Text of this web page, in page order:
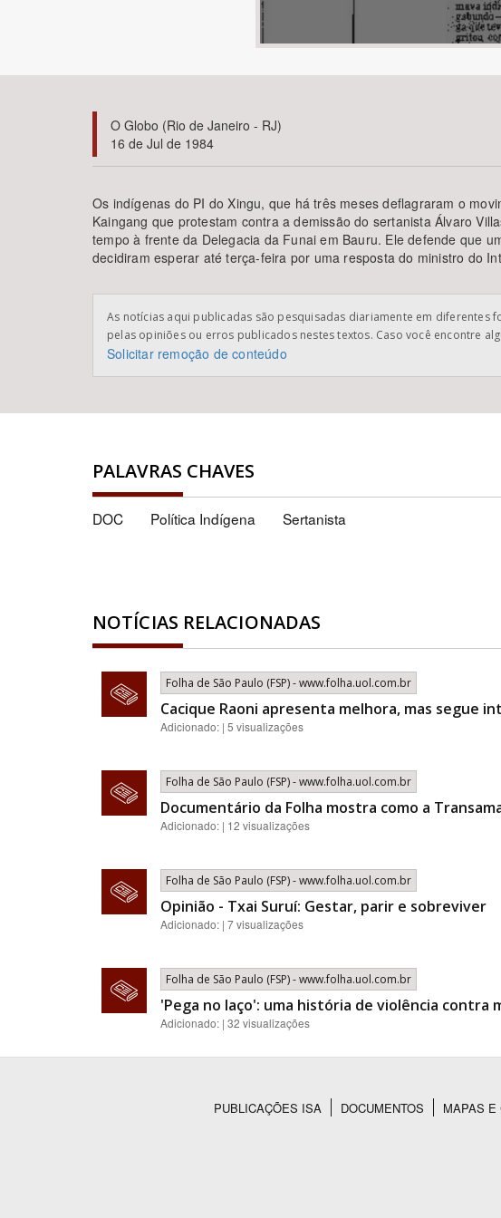
O Globo (Rio de Janeiro - RJ)
16 de Jul de 1984
Os indígenas do PI do Xingu, que há três meses deflagraram o
Kaingang que protestam contra a demissão do sertanista Álvaro
tempo à frente da Delegacia da Funai em Bauru. Ele defende que
decidiram esperar até terça-feira por uma resposta do ministro do
As notícias aqui publicadas são pesquisadas diariamente em diferentes
pelas opiniões ou erros publicados nestes textos. Caso você encontre
Solicitar remoção de conteúdo
PALAVRAS CHAVES
DOC Política Indígena Sertanista
NOTÍCIAS RELACIONADAS
Folha de São Paulo (FSP) - www.folha.uol.com.br
Cacique Raoni apresenta melhora, mas segue
Adicionado: | 5 visualizações
Folha de São Paulo (FSP) - www.folha.uol.com.br
Documentário da Folha mostra como a
Adicionado: | 12 visualizações
Folha de São Paulo (FSP) - www.folha.uol.com.br
Opinião - Txai Suruí: Gestar, parir e sobreviver
Adicionado: | 7 visualizações
Folha de São Paulo (FSP) - www.folha.uol.com.br
'Pega no laço': uma história de violência contra
Adicionado: | 32 visualizações
PUBLICAÇÕES ISA DOCUMENTOS MAPAS E